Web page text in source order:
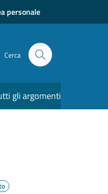
personale
Cerca
gli argomenti